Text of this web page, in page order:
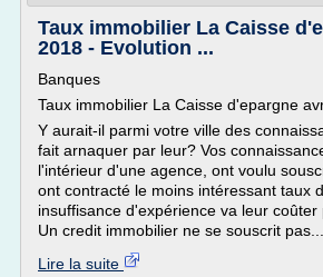
Taux immobilier La Caisse
2018 - Evolution ...
Banques
Taux immobilier La Caisse d'epargne
Y aurait-il parmi votre ville des
fait arnaquer par leur? Vos
l'intérieur d'une agence, ont voulu
ont contracté le moins intéressant taux
insuffisance d'expérience va leur coûter
Un credit immobilier ne se souscrit pas...
Lire la suite